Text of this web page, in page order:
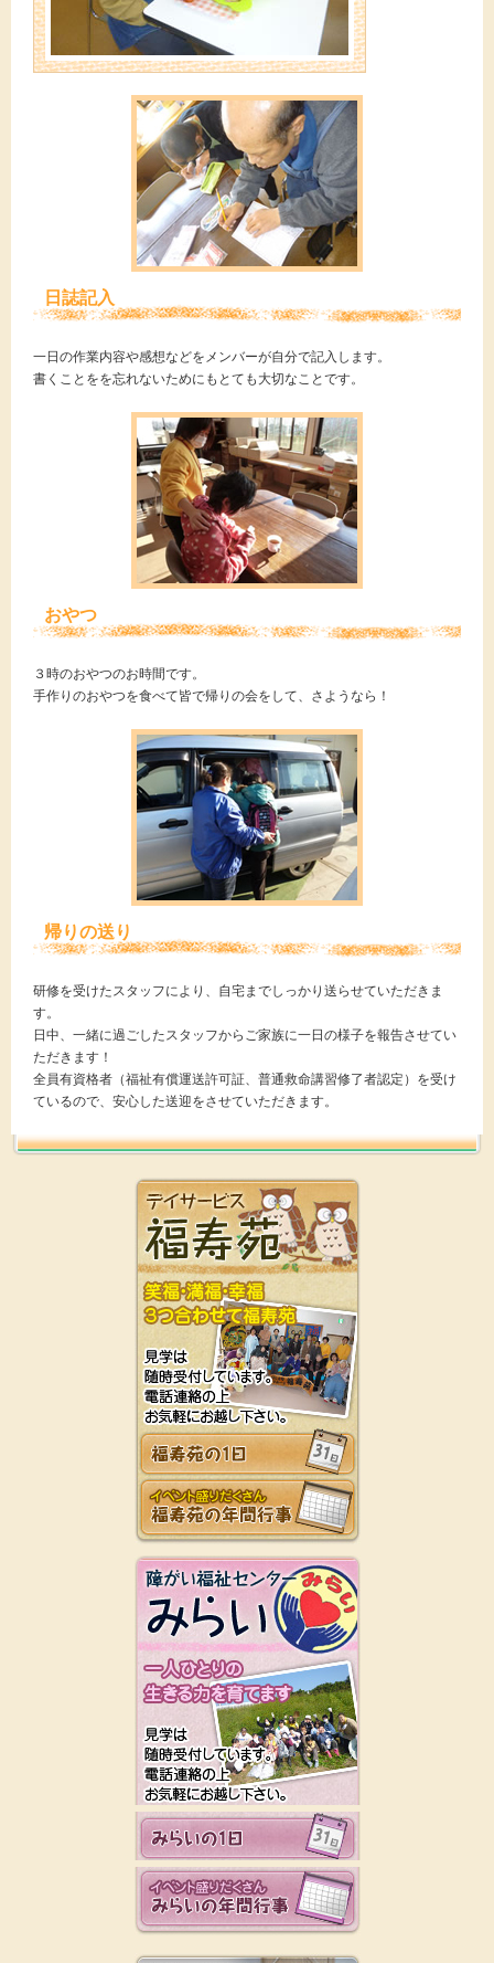
日誌記入
一日の作業内容や感想などをメンバーが自分で記入します。
書くことをを忘れないためにもとても大切なことです。
おやつ
３時のおやつのお時間です。
手作りのおやつを食べて皆で帰りの会をして、さようなら！
帰りの送り
研修を受けたスタッフにより、自宅までしっかり送らせていただきま
す。
日中、一緒に過ごしたスタッフからご家族に一日の様子を報告させてい
ただきます！
全員有資格者（福祉有償運送許可証、普通救命講習修了者認定）を受け
ているので、安心した送迎をさせていただきます。